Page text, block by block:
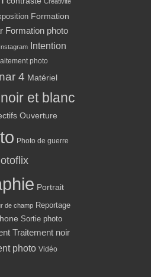
Formation
Formation photo
Instagram Intention
photo
4 Matériel
noir et blanc
Ouverture
Photo de guerre
Portrait
de champ Reportage
Sortie photo
Traitement noir
photo Vidéo